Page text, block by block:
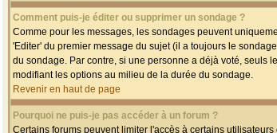
Comment puis-je éditer ou supprimer un sondage ?
Comme pour les messages, les sondages peuvent
'Editer' du premier message du sujet (il a toujours le
du sondage. Par contre, si une personne a déjà voté, seuls
modifiant les options au milieu de la durée du sondage.
Revenir en haut de page
Pourquoi ne puis-je pas accéder à un forum ?
Certains forums peuvent limiter l'accès à certains